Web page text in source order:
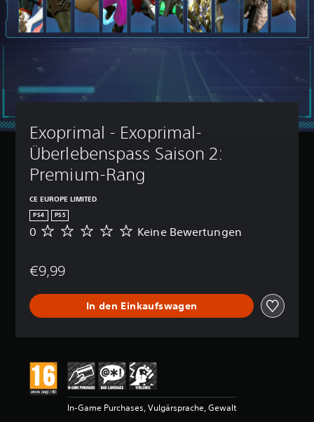
Exoprimal - Exoprimal-
Überlebenspass Saison 2:
Premium-Rang
CE EUROPE LIMITED
PS4 PS5
K
n
B
e
w
u
n
g
0 Keine Bewertungen
€9,99
In den Einkaufswagen
In-Game Purchases, Vulgärsprache, Gewalt